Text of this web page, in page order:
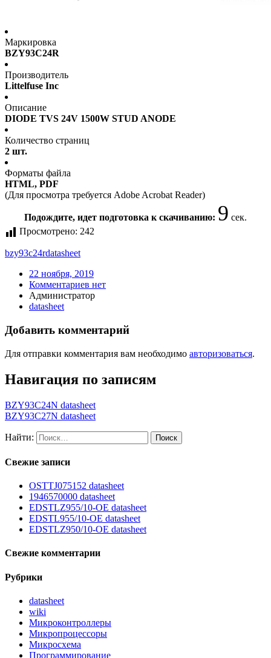
Маркировка
BZY93C24R
Производитель
Littelfuse Inc
Описание
DIODE TVS 24V 1500W STUD ANODE
Количество страниц
2 шт.
Форматы файла
HTML, PDF
(Для просмотра требуется Adobe Acrobat Reader)
Подождите, идет подготовка к скачиванию: 9 сек.
Просмотрено: 242
bzy93c24rdatasheet
22 ноября, 2019
Комментариев нет
Администратор
datasheet
Добавить комментарий
Для отправки комментария вам необходимо авторизоваться.
Навигация по записям
BZY93C24N datasheet
BZY93C27N datasheet
Найти:
Свежие записи
OSTTJ075152 datasheet
1946570000 datasheet
EDSTLZ955/10-OE datasheet
EDSTL955/10-OE datasheet
EDSTLZ950/10-OE datasheet
Свежие комментарии
Рубрики
datasheet
wiki
Микроконтроллеры
Микропроцессоры
Микросхема
Программирование